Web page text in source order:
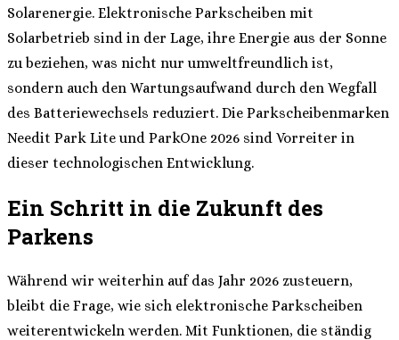
Solarenergie. Elektronische Parkscheiben mit
Solarbetrieb sind in der Lage, ihre Energie aus der Sonne
zu beziehen, was nicht nur umweltfreundlich ist,
sondern auch den Wartungsaufwand durch den Wegfall
des Batteriewechsels reduziert. Die Parkscheibenmarken
Needit Park Lite und ParkOne 2026 sind Vorreiter in
dieser technologischen Entwicklung.
Ein Schritt in die Zukunft des
Parkens
Während wir weiterhin auf das Jahr 2026 zusteuern,
bleibt die Frage, wie sich elektronische Parkscheiben
weiterentwickeln werden. Mit Funktionen, die ständig